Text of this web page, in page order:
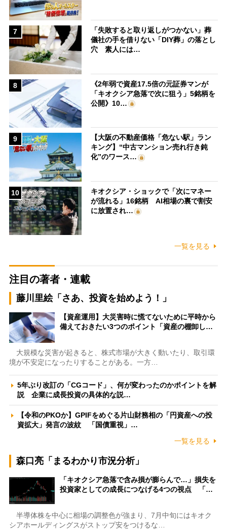
7
「失敗すると取り返しがつかない」葬
儀社の手を借りない「DIY葬」の落とし
穴 素人には…
8
《2年弱で資産17.5倍の元証券マンが
「キオクシア急落で次に狙う」5銘柄を
公開》10…
9
【大阪の不動産価格「危ない駅」ラン
キング】“中古マンション売れ行き鈍
化”のワース…
10
キオクシア・ショックで「次にマネー
が流れる」16銘柄 AI相場の裏で割安
に放置され…
一覧を見る
注目の著者・連載
藤川里絵「さあ、投資を始めよう！」
【資産運用】大災害時に慌てないために平時から
備えておきたい3つのポイント「資産の棚卸し…
大規模な災害が起きると、株式市場が大きく動いたり、取引環
境が不安定になったりすることがある。一方…
5年ぶり改訂の「CGコード」、何が変わったのかポイントを解
説 企業に成長投資の具体的な説…
【令和のPKOか】GPIFをめぐる片山財務相の「円資産への投
資拡大」発言の波紋 「国債重視」…
一覧を見る
森口亮「まるわかり市況分析」
「キオクシア急落で含み損が膨らんで…」損失を
投資家としての成長につなげる4つの視点 「…
半導体株を中心に相場の調整色が強まり、7月中旬にはキオク
シアホールディングスがストップ安をつけるな…